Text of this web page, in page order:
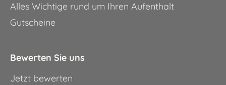
Alles Wichtige rund um Ihren Aufenthalt
Gutscheine
Bewerten Sie uns
Jetzt bewerten